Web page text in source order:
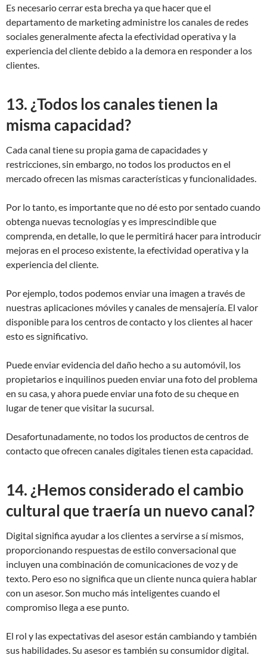
Es necesario cerrar esta brecha ya que hacer que el
departamento de marketing administre los canales de redes
sociales generalmente afecta la efectividad operativa y la
experiencia del cliente debido a la demora en responder a los
clientes.
13. ¿Todos los canales tienen la
misma capacidad?
Cada canal tiene su propia gama de capacidades y
restricciones, sin embargo, no todos los productos en el
mercado ofrecen las mismas características y funcionalidades.
Por lo tanto, es importante que no dé esto por sentado cuando
obtenga nuevas tecnologías y es imprescindible que
comprenda, en detalle, lo que le permitirá hacer para introducir
mejoras en el proceso existente, la efectividad operativa y la
experiencia del cliente.
Por ejemplo, todos podemos enviar una imagen a través de
nuestras aplicaciones móviles y canales de mensajería. El valor
disponible para los centros de contacto y los clientes al hacer
esto es significativo.
Puede enviar evidencia del daño hecho a su automóvil, los
propietarios e inquilinos pueden enviar una foto del problema
en su casa, y ahora puede enviar una foto de su cheque en
lugar de tener que visitar la sucursal.
Desafortunadamente, no todos los productos de centros de
contacto que ofrecen canales digitales tienen esta capacidad.
14. ¿Hemos considerado el cambio
cultural que traería un nuevo canal?
Digital significa ayudar a los clientes a servirse a sí mismos,
proporcionando respuestas de estilo conversacional que
incluyen una combinación de comunicaciones de voz y de
texto. Pero eso no significa que un cliente nunca quiera hablar
con un asesor. Son mucho más inteligentes cuando el
compromiso llega a ese punto.
El rol y las expectativas del asesor están cambiando y también
sus habilidades. Su asesor es también su consumidor digital.